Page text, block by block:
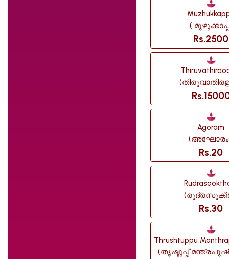
(
Rs.2500
Agoram
(അഘോരം
Rs.20
Rs.30
Thrushtuppu
(തൃഷ്ടുപ്പ്